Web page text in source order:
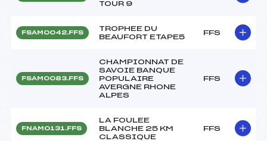
TOUR 9
FSAM0042.FFS
TROPHEE DU
BEAUFORT ETAPE5
FFS
FSAM0083.FFS
CHAMPIONNAT DE
SAVOIE BANQUE
POPULAIRE
AVERGNE RHONE
ALPES
FFS
FNAM0131.FFS
LA FOULEE
BLANCHE 25 KM
CLASSIQUE
FFS